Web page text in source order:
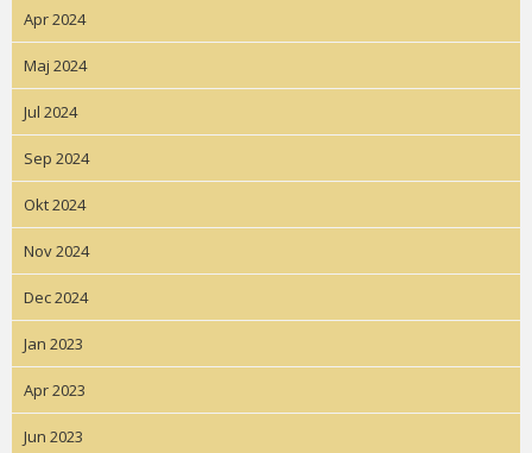
Apr 2024
Maj 2024
Jul 2024
Sep 2024
Okt 2024
Nov 2024
Dec 2024
Jan 2023
Apr 2023
Jun 2023